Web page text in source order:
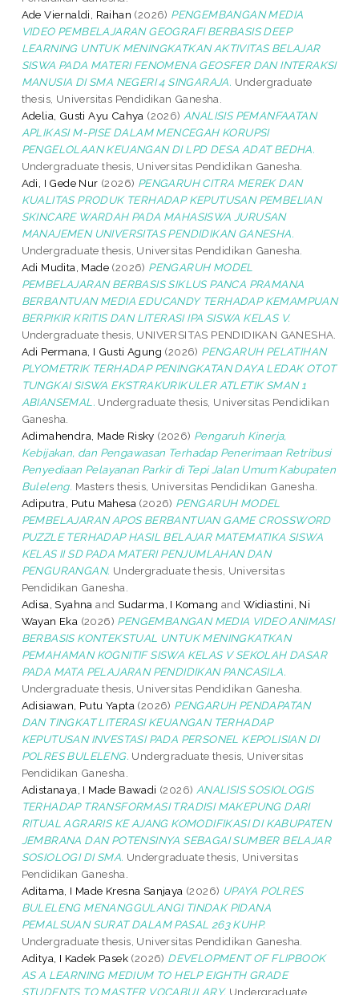
Ade Viernaldi, Raihan (2026) PENGEMBANGAN MEDIA
VIDEO PEMBELAJARAN GEOGRAFI BERBASIS DEEP
LEARNING UNTUK MENINGKATKAN AKTIVITAS BELAJAR
SISWA PADA MATERI FENOMENA GEOSFER DAN INTERAKSI
MANUSIA DI SMA NEGERI 4 SINGARAJA. Undergraduate
thesis, Universitas Pendidikan Ganesha.
Adelia, Gusti Ayu Cahya (2026) ANALISIS PEMANFAATAN
APLIKASI M-PISE DALAM MENCEGAH KORUPSI
PENGELOLAAN KEUANGAN DI LPD DESA ADAT BEDHA.
Undergraduate thesis, Universitas Pendidikan Ganesha.
Adi, I Gede Nur (2026) PENGARUH CITRA MEREK DAN
KUALITAS PRODUK TERHADAP KEPUTUSAN PEMBELIAN
SKINCARE WARDAH PADA MAHASISWA JURUSAN
MANAJEMEN UNIVERSITAS PENDIDIKAN GANESHA.
Undergraduate thesis, Universitas Pendidikan Ganesha.
Adi Mudita, Made (2026) PENGARUH MODEL
PEMBELAJARAN BERBASIS SIKLUS PANCA PRAMANA
BERBANTUAN MEDIA EDUCANDY TERHADAP KEMAMPUAN
BERPIKIR KRITIS DAN LITERASI IPA SISWA KELAS V.
Undergraduate thesis, UNIVERSITAS PENDIDIKAN GANESHA.
Adi Permana, I Gusti Agung (2026) PENGARUH PELATIHAN
PLYOMETRIK TERHADAP PENINGKATAN DAYA LEDAK OTOT
TUNGKAI SISWA EKSTRAKURIKULER ATLETIK SMAN 1
ABIANSEMAL. Undergraduate thesis, Universitas Pendidikan
Ganesha.
Adimahendra, Made Risky (2026) Pengaruh Kinerja,
Kebijakan, dan Pengawasan Terhadap Penerimaan Retribusi
Penyediaan Pelayanan Parkir di Tepi Jalan Umum Kabupaten
Buleleng. Masters thesis, Universitas Pendidikan Ganesha.
Adiputra, Putu Mahesa (2026) PENGARUH MODEL
PEMBELAJARAN APOS BERBANTUAN GAME CROSSWORD
PUZZLE TERHADAP HASIL BELAJAR MATEMATIKA SISWA
KELAS II SD PADA MATERI PENJUMLAHAN DAN
PENGURANGAN. Undergraduate thesis, Universitas
Pendidikan Ganesha.
Adisa, Syahna and Sudarma, I Komang and Widiastini, Ni
Wayan Eka (2026) PENGEMBANGAN MEDIA VIDEO ANIMASI
BERBASIS KONTEKSTUAL UNTUK MENINGKATKAN
PEMAHAMAN KOGNITIF SISWA KELAS V SEKOLAH DASAR
PADA MATA PELAJARAN PENDIDIKAN PANCASILA.
Undergraduate thesis, Universitas Pendidikan Ganesha.
Adisiawan, Putu Yapta (2026) PENGARUH PENDAPATAN
DAN TINGKAT LITERASI KEUANGAN TERHADAP
KEPUTUSAN INVESTASI PADA PERSONEL KEPOLISIAN DI
POLRES BULELENG. Undergraduate thesis, Universitas
Pendidikan Ganesha.
Adistanaya, I Made Bawadi (2026) ANALISIS SOSIOLOGIS
TERHADAP TRANSFORMASI TRADISI MAKEPUNG DARI
RITUAL AGRARIS KE AJANG KOMODIFIKASI DI KABUPATEN
JEMBRANA DAN POTENSINYA SEBAGAI SUMBER BELAJAR
SOSIOLOGI DI SMA. Undergraduate thesis, Universitas
Pendidikan Ganesha.
Aditama, I Made Kresna Sanjaya (2026) UPAYA POLRES
BULELENG MENANGGULANGI TINDAK PIDANA
PEMALSUAN SURAT DALAM PASAL 263 KUHP.
Undergraduate thesis, Universitas Pendidikan Ganesha.
Aditya, I Kadek Pasek (2026) DEVELOPMENT OF FLIPBOOK
AS A LEARNING MEDIUM TO HELP EIGHTH GRADE
STUDENTS TO MASTER VOCABULARY. Undergraduate